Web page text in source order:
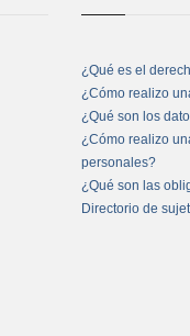
¿Qué es el
¿Cómo realizo
¿Qué son los
¿Cómo realizo
personales?
¿Qué son las
Directorio de